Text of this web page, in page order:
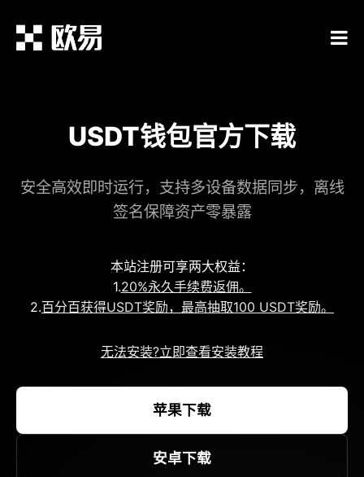
USDT钱包官方下载
安全高效即时运行，支持多设备数据同步，离线
签名保障资产零暴露
本站注册可享两大权益：
1.20%永久手续费返佣。
2.百分百获得USDT奖励，最高抽取100 USDT奖励。
无法安装?立即查看安装教程
苹果下载
安卓下载